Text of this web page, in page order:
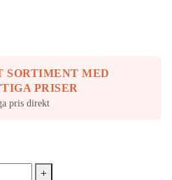
SORTIMENT MED
PRISER
pris direkt
+